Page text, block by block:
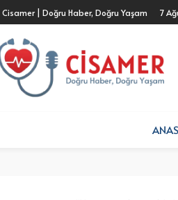
Cisamer | Doğru Haber, Doğru Yaşam 7